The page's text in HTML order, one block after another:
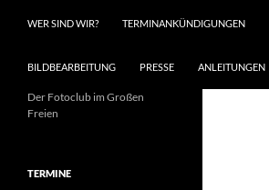
WER SIND WIR? TERMINANKÜNDIGUNGEN
BILDBEARBEITUNG PRESSE ANLEITUNGEN
Der Fotoclub im Großen
Freien
Suchen
TERMINE